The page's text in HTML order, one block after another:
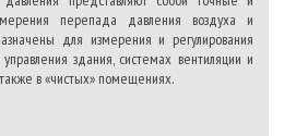
перепада давления воздуха и
для измерения и регулирования
здания, системах вентиляции и
в «чистых» помещениях.